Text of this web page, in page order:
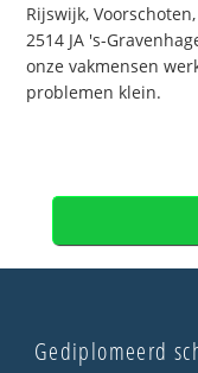
Rijswijk,
2514 JA 's-
onze vakmensen
problemen klein.
Gediplomeerd